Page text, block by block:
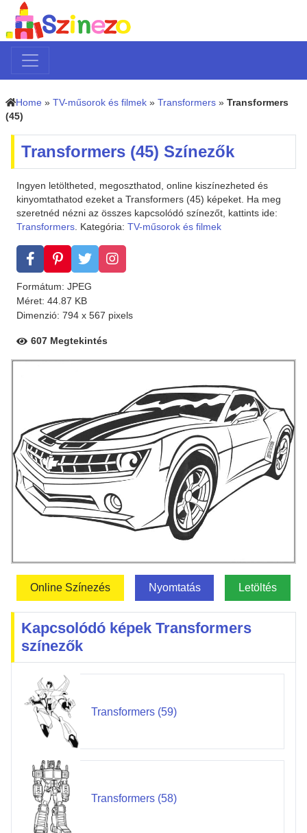
Home » TV-műsorok és filmek » Transformers » Transformers
(45)
Transformers (45) Színezők
Ingyen letöltheted, megoszthatod, online kiszínezheted és
kinyomtathatod ezeket a Transformers (45) képeket. Ha meg
szeretnéd nézni az összes kapcsolódó színezőt, kattints ide:
Transformers. Kategória: TV-műsorok és filmek
Formátum: JPEG
Méret: 44.87 KB
Dimenzió: 794 x 567 pixels
607 Megtekintés
Online Színezés Nyomtatás Letöltés
Kapcsolódó képek Transformers
színezők
Transformers (59)
Transformers (58)